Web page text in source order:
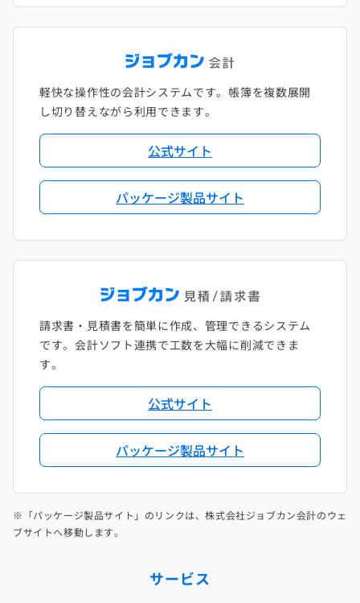
軽快な操作性の会計システムです。帳簿を複数展開
し切り替えながら利用できます。
公式サイト
パッケージ製品サイト
請求書・見積書を簡単に作成、管理できるシステム
です。会計ソフト連携で工数を大幅に削減できま
す。
公式サイト
パッケージ製品サイト
※「パッケージ製品サイト」のリンクは、株式会社ジョブカン会計のウェ
ブサイトへ移動します。
サービス